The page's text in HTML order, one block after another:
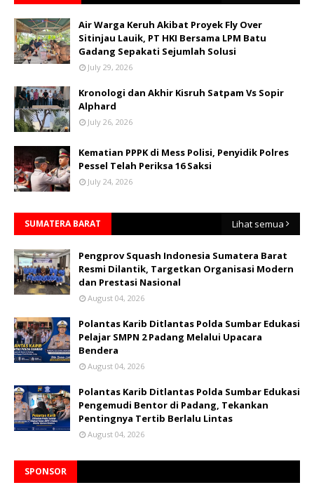
Air Warga Keruh Akibat Proyek Fly Over
Sitinjau Lauik, PT HKI Bersama LPM Batu
Gadang Sepakati Sejumlah Solusi
July 29, 2026
Kronologi dan Akhir Kisruh Satpam Vs Sopir
Alphard
July 26, 2026
Kematian PPPK di Mess Polisi, Penyidik Polres
Pessel Telah Periksa 16 Saksi
July 24, 2026
SUMATERA BARAT Lihat semua
Pengprov Squash Indonesia Sumatera Barat
Resmi Dilantik, Targetkan Organisasi Modern
dan Prestasi Nasional
August 04, 2026
Polantas Karib Ditlantas Polda Sumbar Edukasi
Pelajar SMPN 2 Padang Melalui Upacara
Bendera
August 04, 2026
Polantas Karib Ditlantas Polda Sumbar Edukasi
Pengemudi Bentor di Padang, Tekankan
Pentingnya Tertib Berlalu Lintas
August 04, 2026
SPONSOR